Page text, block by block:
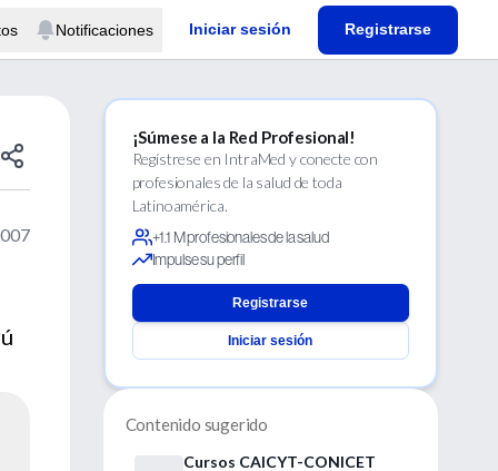
Notificaciones Iniciar sesión Registrarse
¡Súmese a la Red Profesional!
Regístrese en IntraMed y conecte con
profesionales de la salud de toda
Latinoamérica.
+1.1 M profesionales de la salud
Impulse su perfil
Registrarse
Iniciar sesión
Contenido sugerido
Cursos CAICYT-CONICET